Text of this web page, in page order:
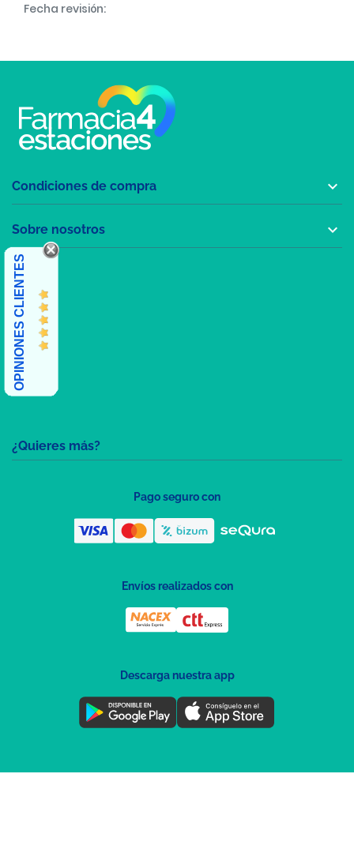
Fecha revisión:
¿Quieres más?
Condiciones de compra 
Sobre nosotros 
OPINIONES CLIENTES
Pago seguro con
Envíos realizados con
Descarga nuestra app